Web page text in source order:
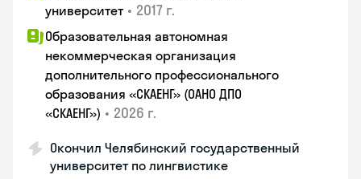
университет • 2017 г.
Образовательная автономная
некоммерческая организация
дополнительного профессионального
образования «СКАЕНГ» (ОАНО ДПО
«СКАЕНГ») • 2026 г.
Окончил Челябинский государственный
университет по лингвистике